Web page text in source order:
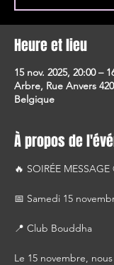
Heure et lieu
15 nov. 2025, 20:00 –
Arbre, Rue Anvers
Belgique
À propos de
🔥 SOIRÉE
📅 Samedi 15
📍 Club Bouddha
Le 15 novembre,